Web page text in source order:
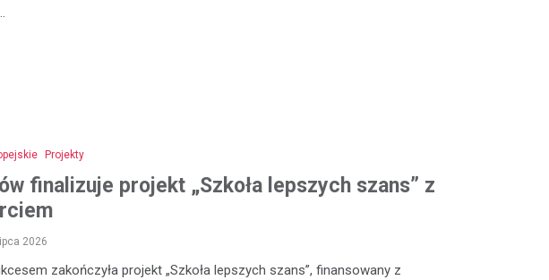
Projekty
finalizuje projekt „Szkoła lepszych szans” z
2026
zakończyła projekt „Szkoła lepszych szans”, finansowany z